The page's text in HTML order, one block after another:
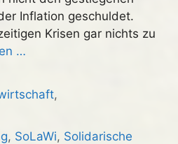
Inflation geschuldet.
Krisen gar nichts zu
…
,
, SoLaWi, Solidarische